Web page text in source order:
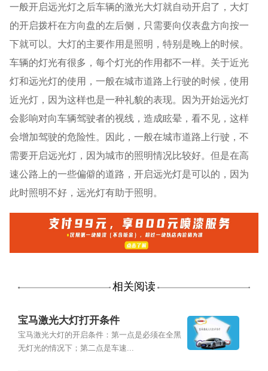
一般开启远光灯之后车辆的激光大灯就自动开启了，大灯
的开启拨杆在方向盘的左后侧，只需要向仪表盘方向按一
下就可以。大灯的主要作用是照明，特别是晚上的时候。
车辆的灯光有很多，每个灯光的作用都不一样。关于近光
灯和远光灯的使用，一般在城市道路上行驶的时候，使用
近光灯，因为这样也是一种礼貌的表现。因为开始远光灯
会影响对向车辆驾驶者的视线，造成眩晕，看不见，这样
会增加驾驶的危险性。因此，一般在城市道路上行驶，不
需要开启远光灯，因为城市的照明情况比较好。但是在高
速公路上的一些偏僻的道路，开启远光灯是可以的，因为
此时照明不好，远光灯有助于照明。
相关阅读
宝马激光大灯打开条件
宝马激光大灯的开启条件：第一点是必须在全黑
无灯光的情况下；第二点是车速...